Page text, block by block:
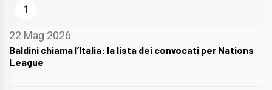
1
22 Mag 2026
Baldini chiama l’Italia: la lista dei convocati per Nations
League